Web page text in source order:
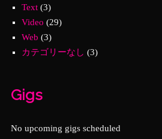
Text(3)
Video (29)
Web (3)
カテゴリーなし (3)
Gigs
No upcoming gigs scheduled